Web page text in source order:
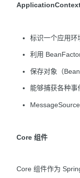
ApplicationContext
标识一个应用环
利用
保存对象（
能够捕获各种事
Core 组件
Core 组件作为